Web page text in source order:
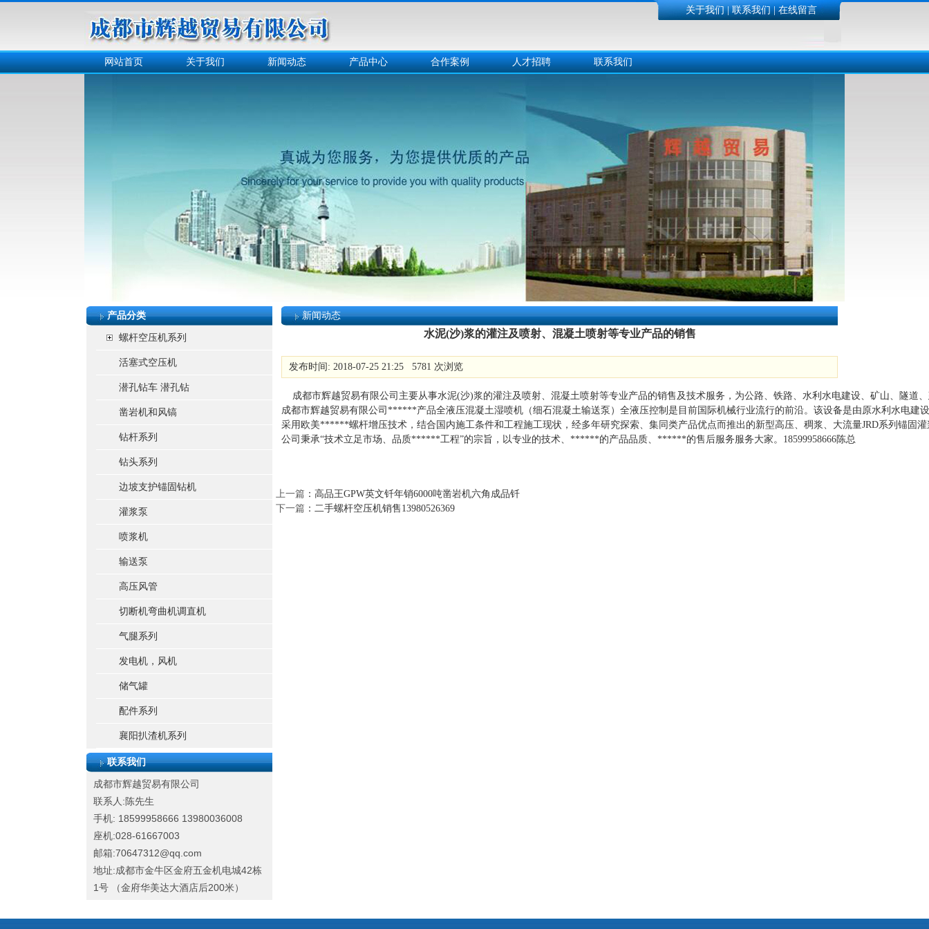
关于我们|联系我们|在线留言
网站首页 关于我们 新闻动态 产品中心 合作案例 人才招聘 联系我们
产品分类
螺杆空压机系列
活塞式空压机
潜孔钻车 潜孔钻
凿岩机和风镐
钻杆系列
钻头系列
边坡支护锚固钻机
灌浆泵
喷浆机
输送泵
高压风管
切断机弯曲机调直机
气腿系列
发电机，风机
储气罐
配件系列
襄阳扒渣机系列
联系我们
成都市辉越贸易有限公司
联系人:陈先生
手机: 18599958666 13980036008
座机:028-61667003
邮箱:70647312@qq.com
地址:成都市金牛区金府五金机电城42栋
1号 （金府华美达大酒店后200米）
新闻动态
水泥(沙)浆的灌注及喷射、混凝土喷射等专业产品的销售
发布时间: 2018-07-25 21:25 5781 次浏览
成都市辉越贸易有限公司主要从事水泥(沙)浆的灌注及喷射、混凝土喷射等专业产品的销售及技术服务，为公路、铁路、水利水电建设、矿山、隧
成都市辉越贸易有限公司******产品全液压混凝土湿喷机（细石混凝土输送泵）全液压控制是目前国际机械行业流行的前沿。该设备是由原水利水电
采用欧美******螺杆增压技术，结合国内施工条件和工程施工现状，经多年研究探索、集同类产品优点而推出的新型高压、稠浆、大流量JRD系列锚
公司秉承“技术立足市场、品质******工程”的宗旨，以专业的技术、******的产品品质、******的售后服务服务大家。18599958666陈总
上一篇 ： 高品王GPW英文钎年销6000吨凿岩机六角成品钎
下一篇 ： 二手螺杆空压机销售13980526369